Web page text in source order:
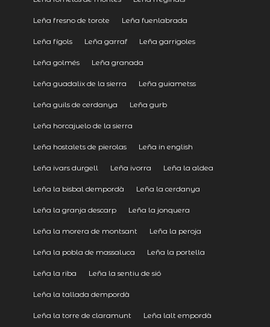
Leña fresno de torote Leña fuenlabrada
Leña fígols Leña garraf Leña garrigoles
Leña golmés Leña granada
Leña guadalix de la sierra Leña guiametss
Leña guils de cerdanya Leña gurb
Leña horcajuelo de la sierra
Leña hostalets de pierolas Leña in english
Leña ivars durgell Leña ivorra Leña la aldea
Leña la bisbal dempordà Leña la cerdanya
Leña la granja descarp Leña la jonquera
Leña la morera de montsant Leña la peroja
Leña la pobla de massaluca Leña la portella
Leña la riba Leña la sentiu de sió
Leña la tallada dempordà
Leña la torre de claramunt Leña lalt empordà